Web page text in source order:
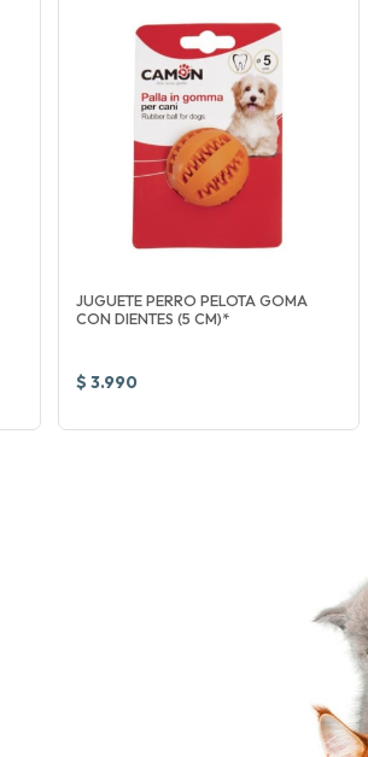
JUGUETE PERRO PELOTA GOMA
CON DIENTES (5 CM)*
$ 3.990